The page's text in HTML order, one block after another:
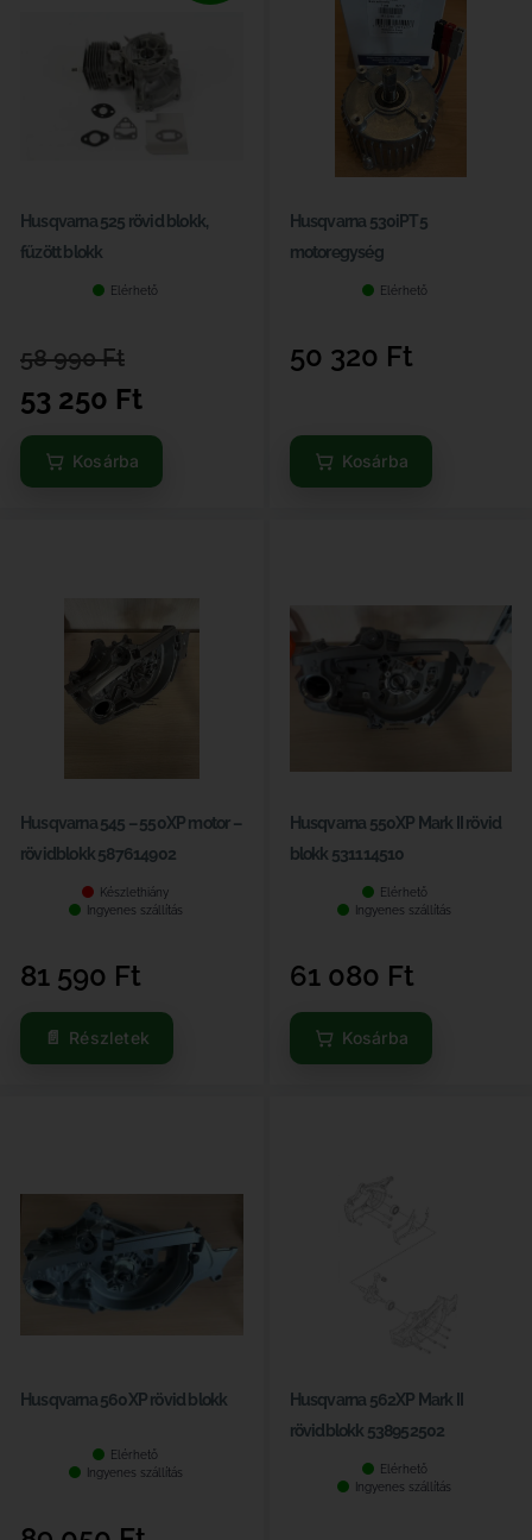
Husqvarna 525 rövid blokk,
fűzött blokk
Elérhető
58 990Ft
53 250 Ft
Kosárba
Husqvarna 530iPT5
motoregység
Elérhető
50 320 Ft
Kosárba
Husqvarna 545 – 550XP motor –
rövidblokk 587614902
Készlethiány
Ingyenes szállítás
81 590 Ft
Részletek
Husqvarna 550XP Mark II rövid
blokk 531114510
Elérhető
Ingyenes szállítás
61 080 Ft
Kosárba
Husqvarna 560XP rövid blokk
Elérhető
Ingyenes szállítás
Husqvarna 562XP Mark II
rövidblokk 538952502
Elérhető
Ingyenes szállítás